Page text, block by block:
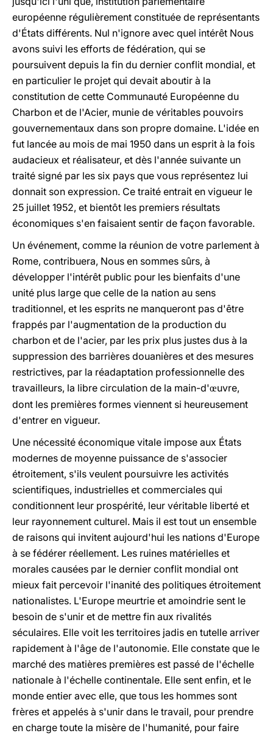
européenne régulièrement constituée de représentants
d'États différents. Nul n'ignore avec quel intérêt Nous
avons suivi les efforts de fédération, qui se
poursuivent depuis la fin du dernier conflit mondial, et
en particulier le projet qui devait aboutir à la
constitution de cette Communauté Européenne du
Charbon et de l'Acier, munie de véritables pouvoirs
gouvernementaux dans son propre domaine. L'idée en
fut lancée au mois de mai 1950 dans un esprit à la fois
audacieux et réalisateur, et dès l'année suivante un
traité signé par les six pays que vous représentez lui
donnait son expression. Ce traité entrait en vigueur le
25 juillet 1952, et bientôt les premiers résultats
économiques s'en faisaient sentir de façon favorable.
Un événement, comme la réunion de votre parlement à
Rome, contribuera, Nous en sommes sûrs, à
développer l'intérêt public pour les bienfaits d'une
unité plus large que celle de la nation au sens
traditionnel, et les esprits ne manqueront pas d'être
frappés par l'augmentation de la production du
charbon et de l'acier, par les prix plus justes dus à la
suppression des barrières douanières et des mesures
restrictives, par la réadaptation professionnelle des
travailleurs, la libre circulation de la main-d'œuvre,
dont les premières formes viennent si heureusement
d'entrer en vigueur.
Une nécessité économique vitale impose aux États
modernes de moyenne puissance de s'associer
étroitement, s'ils veulent poursuivre les activités
scientifiques, industrielles et commerciales qui
conditionnent leur prospérité, leur véritable liberté et
leur rayonnement culturel. Mais il est tout un ensemble
de raisons qui invitent aujourd'hui les nations d'Europe
à se fédérer réellement. Les ruines matérielles et
morales causées par le dernier conflit mondial ont
mieux fait percevoir l'inanité des politiques étroitement
nationalistes. L'Europe meurtrie et amoindrie sent le
besoin de s'unir et de mettre fin aux rivalités
séculaires. Elle voit les territoires jadis en tutelle arriver
rapidement à l'âge de l'autonomie. Elle constate que le
marché des matières premières est passé de l'échelle
nationale à l'échelle continentale. Elle sent enfin, et le
monde entier avec elle, que tous les hommes sont
frères et appelés à s'unir dans le travail, pour prendre
en charge toute la misère de l'humanité, pour faire